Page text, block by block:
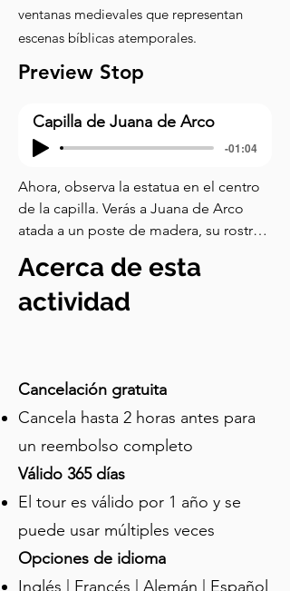
ventanas medievales que representan
escenas bíblicas atemporales.
Preview Stop
Capilla de Juana de Arco
-01:04
Ahora, observa la estatua en el centro
de la capilla. Verás a Juana de Arco
atada a un poste de madera, su rostro
escultor ha tallado llamas, capturando
el momento de su ejecución aquí en
Ruan — esta fue la misma ciudad
principios del siglo XIV en un pequeño
pueblo llamado Domrémy. Francia en
ese momento estaba en caos —
derrotada una y otra vez por los
ingleses durante la Guerra de los Cien
Años, gran parte del país había caído
bajo el dominio inglés, e incluso el
reclamo al trono del rey francés era
incierto. Entonces llegó Juana, una
adolescente que decía escuchar las
Acerca de esta
actividad
Cancelación gratuita
Cancela hasta 2 horas antes para
un reembolso completo
Válido 365 días
El tour es válido por 1 año y se
puede usar múltiples veces
Opciones de idioma
Inglés | Francés | Alemán | Español